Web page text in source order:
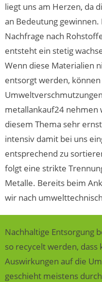
liegt uns am Herzen, da
an Bedeutung
Nachfrage nach
entsteht ein stetig
Wenn diese Materialien
entsorgt werden,
metallankauf24 nehmen
diesem Thema sehr
intensiv damit bei uns
entsprechend zu
folgt eine strikte
Metalle. Bereits beim
wir nach
Nachhaltige Entsorgung
so recycelt werden,
Auswirkungen auf die
geschieht meistens